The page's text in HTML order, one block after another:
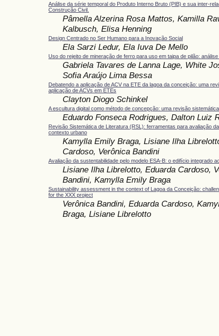
Análise da série temporal do Produto Interno Bruto (PIB) e sua inter-
Construção Civil.
Pâmella Alzerina Rosa Mattos, Kamilla
Kalbusch, Elisa Henning
Design Centrado no Ser Humano para a Inovação Social
Ela Sarzi Ledur, Ela Iuva De Mello
Uso do rejeito de mineração de ferro para uso em taipa de pilão:
Gabriela Tavares de Lanna Lage, White
Sofia Araújo Lima Bessa
Debatendo a aplicação de ACV na ETE da lagoa da conceição: uma
aplicação de ACVs em ETEs
Clayton Diogo Schinkel
A escultura digital como método de concepção: uma revisão sistemática
Eduardo Fonseca Rodrigues, Dalton Luiz
Revisão Sistemática de Literatura (RSL): ferramentas para avaliação
contexto urbano
Kamylla Emily Braga, Lisiane Ilha
Cardoso, Verônica Bandini
Avaliação da sustentabilidade pelo modelo ESA-B: o edifício integrado
Lisiane Ilha Librelotto, Eduarda Cardoso,
Bandini, Kamylla Emily Braga
Sustainability assessment in the context of Lagoa da Conceição:
for the XXX project
Verônica Bandini, Eduarda Cardoso,
Braga, Lisiane Librelotto